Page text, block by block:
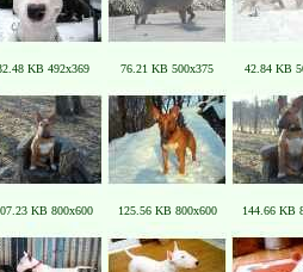
KB 492x369 76.21 KB 500x375 42.84 KB
KB 800x600 125.56 KB 800x600 144.66 KB